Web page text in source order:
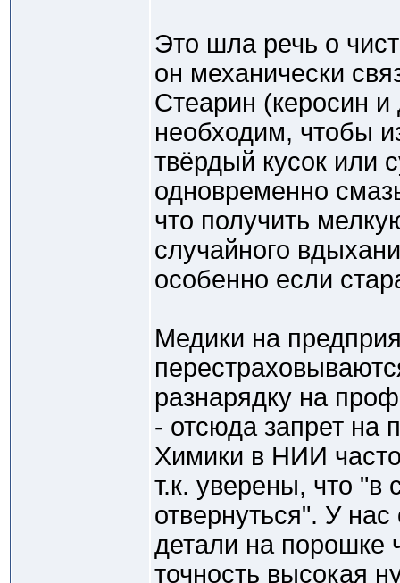
Это шла речь о
он механически
Стеарин (керосин
необходим, чтобы
твёрдый кусок или
одновременно
что получить
случайного
особенно если
Медики на
разнарядку на
- отсюда запрет на
Химики в НИИ
т.к. уверены, что "в
отвернуться". У
детали на порошке
точность высокая